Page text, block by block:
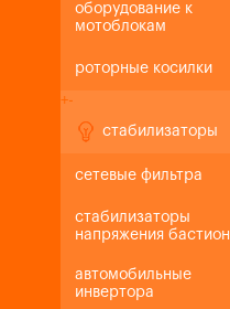
оборудование к
мотоблокам
роторные косилки
+-
стабилизаторы
сетевые фильтра
стабилизаторы
напряжения бастион
автомобильные
инвертора